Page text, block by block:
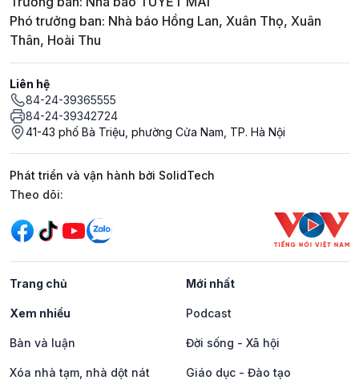
Phó trưởng ban: Nhà báo Hồng Lan, Xuân Thọ, Xuân
Thân, Hoài Thu
Liên hệ
84-24-39365555
84-24-39342724
41-43 phố Bà Triệu, phường Cửa Nam, TP. Hà Nội
Phát triển và vận hành bởi SolidTech
Mạng xã hội
Theo dõi:
Trang chủ Mới nhất
Xem nhiều Podcast
Bàn và luận Đời sống - Xã hội
Xóa nhà tạm, nhà dột nát Giáo dục - Đào tạo